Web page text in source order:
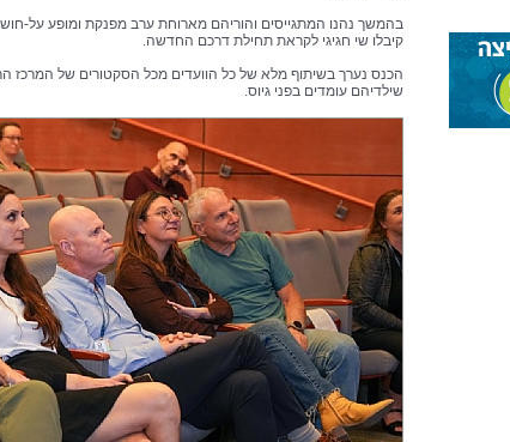
בהמשך נהנו המתגייסים והוריהם מארוחת ערב מפנקת ומופע על-
קיבלו שי חגיגי לקראת תחילת דרכם החדשה.
הכנס נערך בשיתוף מלא של כל הוועדים מכל הסקטורים של המרכז
שילדיהם עומדים בפני גיוס.